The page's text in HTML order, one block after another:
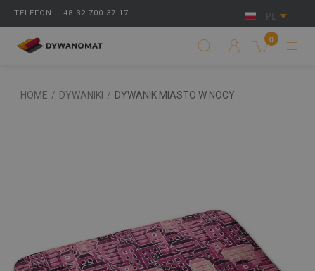
TELEFON: +48 32 700 37 17 PL
0
HOME / DYWANIKI / DYWANIK MIASTO W NOCY